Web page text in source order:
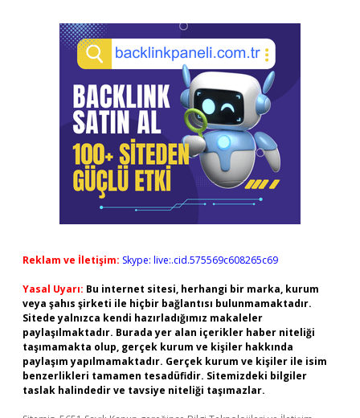
Reklam ve İletişim: Skype: live:.cid.575569c608265c69
Yasal Uyarı: Bu internet sitesi, herhangi bir marka, kurum
veya şahıs şirketi ile hiçbir bağlantısı bulunmamaktadır.
Sitede yalnızca kendi hazırladığımız makaleler
paylaşılmaktadır. Burada yer alan içerikler haber niteliği
taşımamakta olup, gerçek kurum ve kişiler hakkında
paylaşım yapılmamaktadır. Gerçek kurum ve kişiler ile isim
benzerlikleri tamamen tesadüfidir. Sitemizdeki bilgiler
taslak halindedir ve tavsiye niteliği taşımazlar.